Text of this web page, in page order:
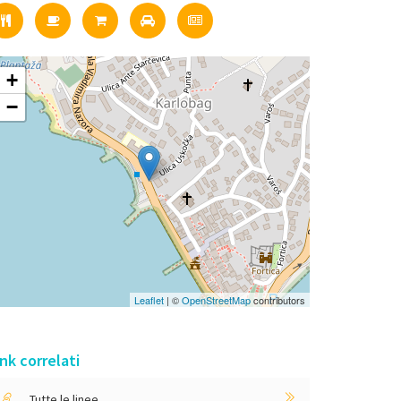
+
−
Leaflet | ©OpenStreetMapcontributors
correlati